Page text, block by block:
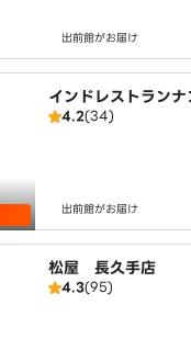
出前館がお届け
インドレストラン
ム4.2(34)
出前館がお届け
松屋 長久手店
4.3(95)